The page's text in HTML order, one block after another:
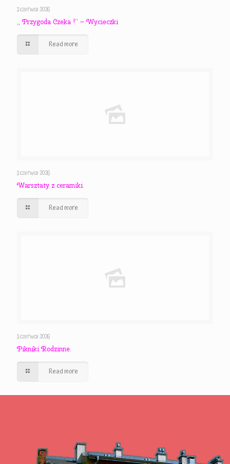
3 czerwca 2026
,, Przygoda Czeka !” – Wycieczki
Read more
3 czerwca 2026
Warsztaty z ceramiki.
Read more
3 czerwca 2026
Pikniki Rodzinne.
Read more